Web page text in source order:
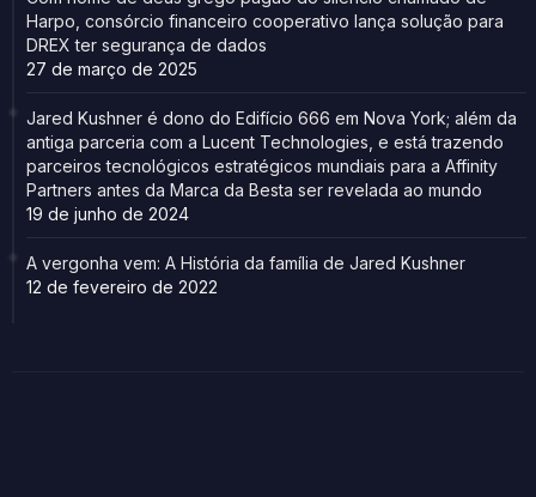
Harpo, consórcio financeiro cooperativo lança solução para
DREX ter segurança de dados
27 de março de 2025
Jared Kushner é dono do Edifício 666 em Nova York; além da
antiga parceria com a Lucent Technologies, e está trazendo
parceiros tecnológicos estratégicos mundiais para a Affinity
Partners antes da Marca da Besta ser revelada ao mundo
19 de junho de 2024
A vergonha vem: A História da família de Jared Kushner
12 de fevereiro de 2022